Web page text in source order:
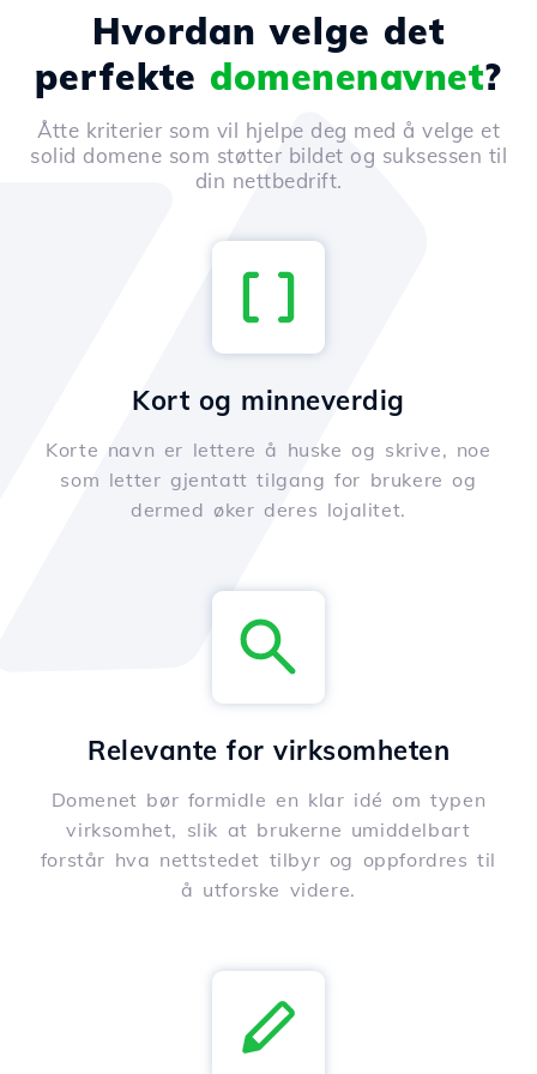
Hvordan velge det
perfekte domenenavnet?
Åtte kriterier som vil hjelpe deg med å velge et
solid domene som støtter bildet og suksessen til
din nettbedrift.
Kort og minneverdig
Korte navn er lettere å huske og skrive, noe
som letter gjentatt tilgang for brukere og
dermed øker deres lojalitet.
Relevante for virksomheten
Domenet bør formidle en klar idé om typen
virksomhet, slik at brukerne umiddelbart
forstår hva nettstedet tilbyr og oppfordres til
å utforske videre.